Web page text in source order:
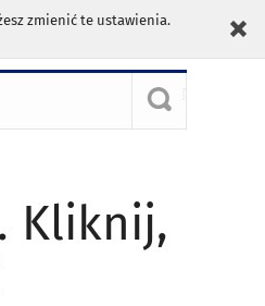
zmienić te ustawienia.
Kliknij,